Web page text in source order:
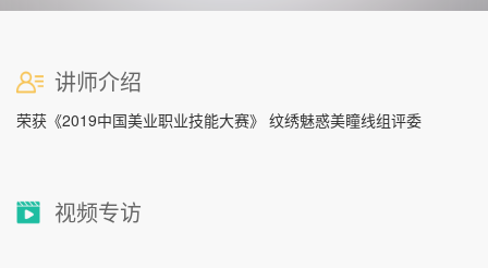
讲师介绍
荣获《2019中国美业职业技能大赛》 纹绣魅惑美瞳线组评委
视频专访